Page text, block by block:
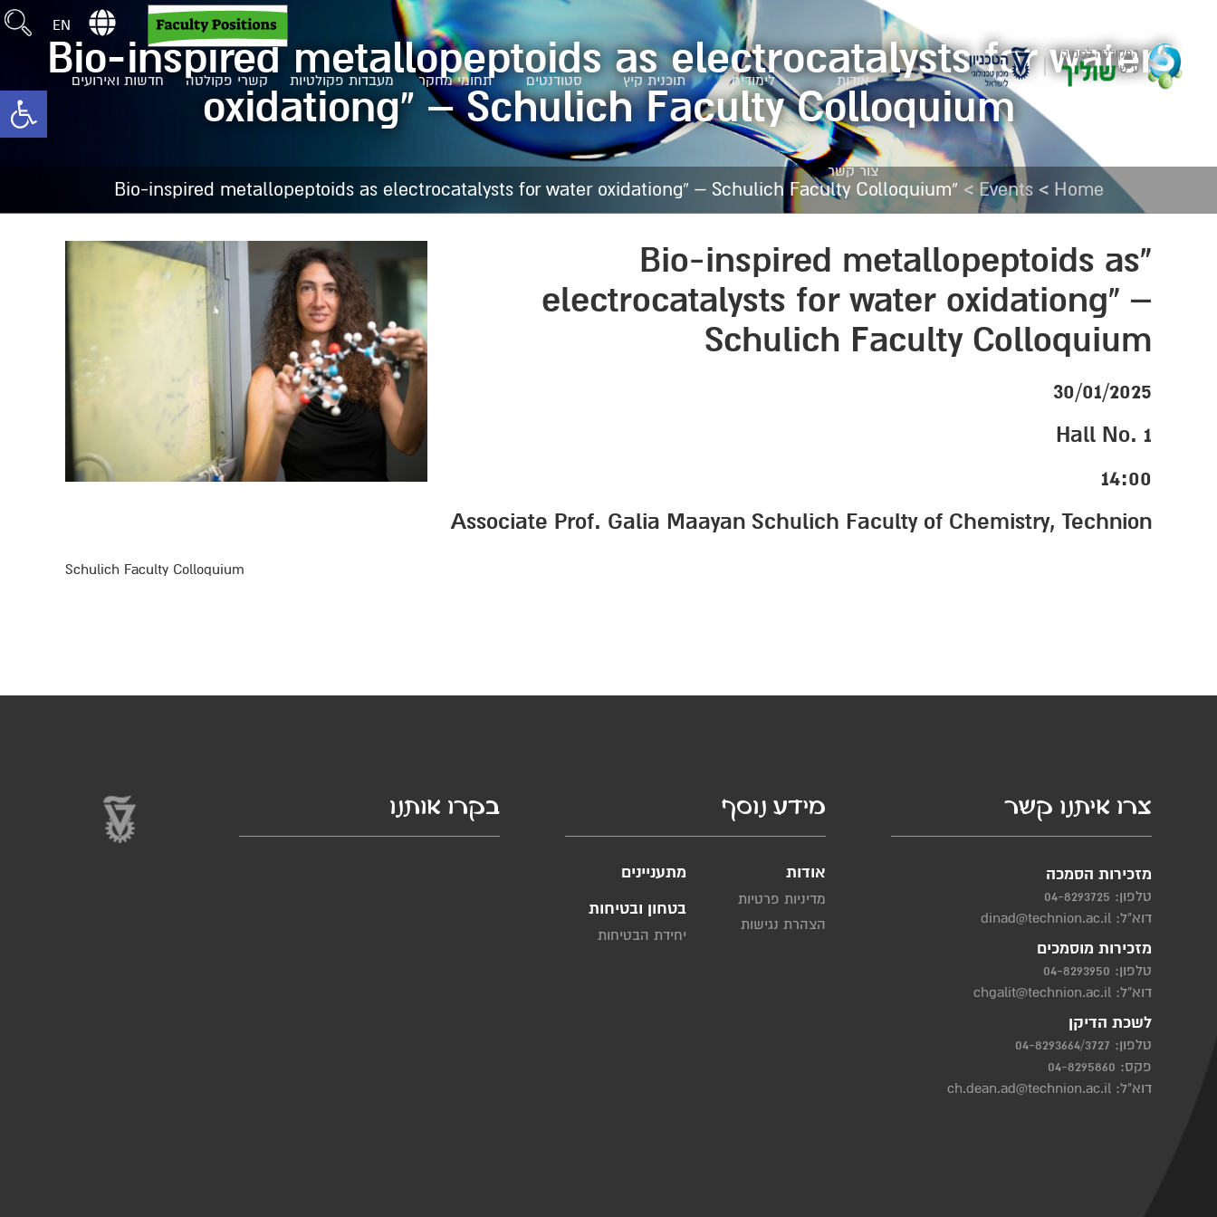
אודות לימודים תוכנית קיץ סטודנטים תחומי מחקר מעבדות פקולטיות קשרי פקולטה חדשות ואירועים
צור קשר
EN
“Bio-inspired metallopeptoids as electrocatalysts for water
oxidationg” – Schulich Faculty Colloquium
Home
>
Events
>
“Bio-inspired metallopeptoids as electrocatalysts for water oxidationg” – Schulich Faculty Colloquium
“Bio-inspired metallopeptoids as
electrocatalysts for water oxidationg” –
Schulich Faculty Colloquium
30/01/2025
Hall No. 1
14:00
Associate Prof. Galia Maayan Schulich Faculty of Chemistry, Technion
Schulich Faculty Colloquium
צרו איתנו קשר
מזכירות הסמכה
טלפון: 04-8293725
דוא"ל: dinad@technion.ac.il
מזכירות מוסמכים
טלפון: 04-8293950
דוא"ל: chgalit@technion.ac.il
לשכת הדיקן
טלפון: 04-8293664/3727
פקס: 04-8295860
דוא"ל: ch.dean.ad@technion.ac.il
מידע נוסף
אודות
מדיניות פרטיות
הצהרת נגישות
מתעניינים
בטחון ובטיחות
יחידת הבטיחות
בקרו אותנו